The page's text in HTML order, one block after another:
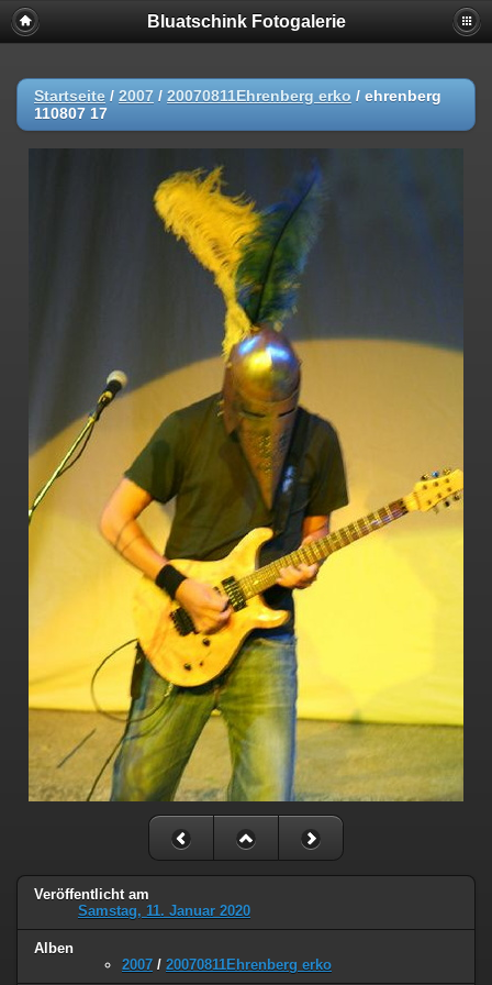
Bluatschink Fotogalerie
Startseite / 2007 / 20070811Ehrenberg erko / ehrenberg
110807 17
Veröffentlicht am
Samstag, 11. Januar 2020
Alben
2007 / 20070811Ehrenberg erko